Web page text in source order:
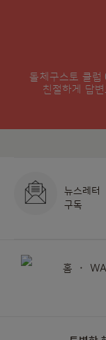
돌체구스토 클럽
친절하게 답
뉴스레터
구독
홈